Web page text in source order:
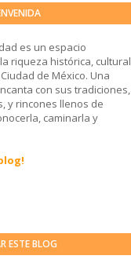
es un espacio
riqueza histórica, cultural
de México. Una
con sus tradiciones,
y rincones llenos de
caminarla y
ESTE BLOG